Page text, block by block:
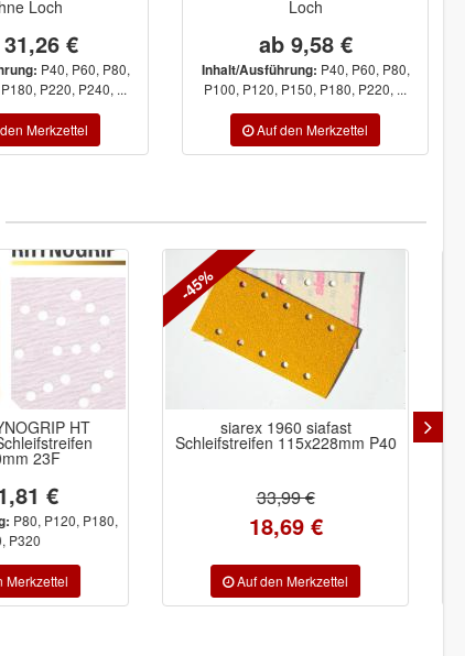
Loch
€
P40, P60, P80,
P220, P240, ...
Loch
ab 9,58 €
Inhalt/Ausführung: P40, P60, P80,
P100, P120, P150, P180, P220, ...
1960 siafast
115x228mm P40
€
€
Indasa RHYNOGRIP Film Line
Schleifscheiben Ø150mm ohne
33,97 €
Inhalt/Ausführung:
P1000, P1200, P1500